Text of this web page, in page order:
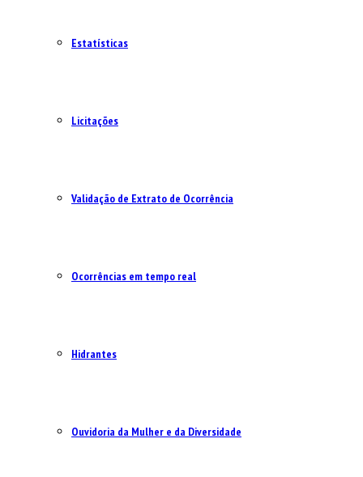
Estatísticas
Licitações
Validação de Extrato de Ocorrência
Ocorrências em tempo real
Hidrantes
Ouvidoria da Mulher e da Diversidade